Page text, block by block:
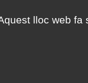
lloc web fa